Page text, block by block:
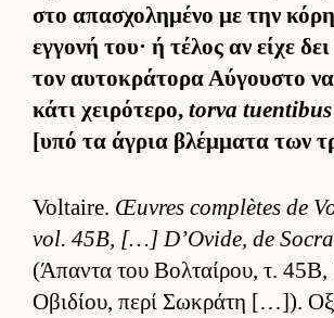
στο απασχολημένο με την
εγ­γονή του· ή τέλος αν είχε
τον αυ­τοκράτορα Αύ­γου­στο να
κάτι χει­ρότερο, torva
[υπό τα άγρια βλέμ­ματα των
Voltaire. Œuvres complètes de
vol. 45B, […] D’Ovide, de
(Άπαντα του Βολ­ταί­ρου, τ.
Οβιδίου, περί Σωκράτη […]).